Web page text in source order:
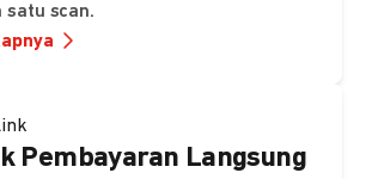
satu scan.
Pembayaran Langsung